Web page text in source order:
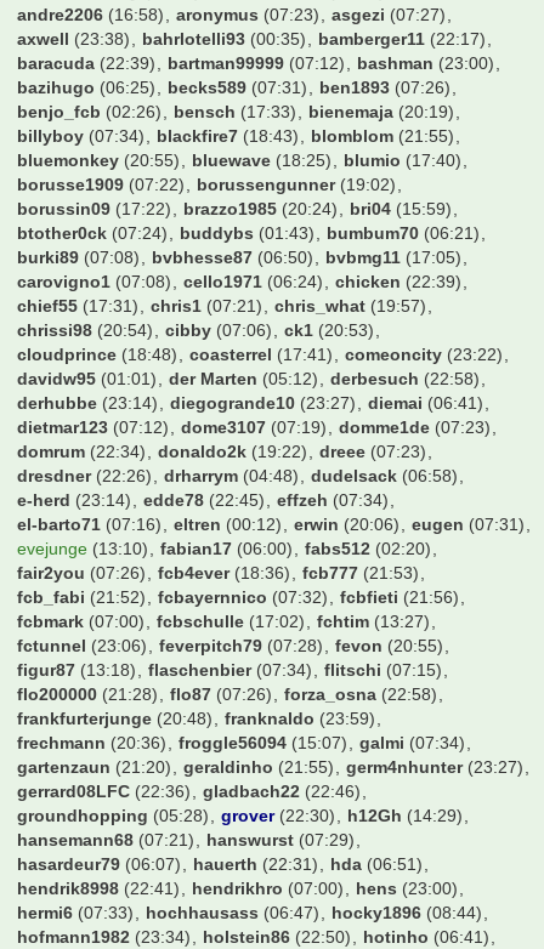
Tim586(07:19) Timdergroundhopper
(17:30)
Timek1995(21:31) Timmy(06:59) TimoStr(06:47)
TipperGT (07:20) Titanium(22:10) ToDo1909(22:28)
Tobi05(23:33) Tobitobsen(23:38) Tobse32(08:43)
Toffi(07:24) Tom15.32(07:34) Tom25(06:46)
ToniKroos(13:29) Toredo(21:44) Torhunger6(07:21)
Tottenham-Tickets(23:48) Travelinho
(07:35)
Trommler(21:57) Tyler Durden(14:31)
UdoKannJudo(23:31) Unikat(07:34) Used(15:03)
Valderama(00:44) Vantheman(22:58) Varela(06:16)
VfB-Tom(21:02) Vfbler97(06:03) Vollgas94(07:33)
W0ll3(11:38) Waldhof-Ralle(22:53) WalterFrosch(21:33)
Webmatty(15:29) Wedau(21:47) Weltmeister2014
Wendell(00:21) WerderYoda(07:28) Werderstrand
West United (13:53) Winfried(23:58) Wingman(13:43)
Wolfman27(05:32) Wombel31(06:27) Wretched (06:41)
XYZ999(19:44) Zeimen(07:18) Zeroberto (20:14)
Zeuge_Yeboahs (09:15) Zirni(21:35) Zitronen(20:50)
Zoexdzn (01:19) Zuckerhut (14:02) Zumsel(14:16)
aarauer(12:55) achimkal(21:21) albirinho89(20:49)
alexo(14:51) alfonso123(06:53) alohahe(07:25)
alonso-mosley(07:29) amoroso1001(22:39)
andre2206(16:58) aronymus(07:23) asgezi(07:27)
axwell(23:38) bahrlotelli93(00:35) bamberger11
baracuda(22:39) bartman99999(07:12) bashman(23:00)
bazihugo(06:25) becks589 (07:31) ben1893 (07:26)
benjo_fcb(02:26) bensch(17:33) bienemaja(20:19)
billyboy(07:34) blackfire7(18:43) blomblom(21:55)
bluemonkey(20:55) bluewave (18:25) blumio(17:40)
borusse1909(07:22) borussengunner(19:02)
borussin09 (17:22) brazzo1985(20:24) bri04(15:59)
btother0ck(07:24) buddybs(01:43) bumbum70(06:21)
burki89(07:08) bvbhesse87(06:50) bvbmg11
carovigno1(07:08) cello1971(06:24) chicken (22:39)
chief55(17:31) chris1 (07:21) chris_what
chrissi98(20:54) cibby(07:06) ck1(20:53)
cloudprince(18:48) coasterrel(17:41) comeoncity(23:22)
davidw95(01:01) der Marten (05:12) derbesuch(22:58)
derhubbe(23:14) diegogrande10 (23:27) diemai(06:41)